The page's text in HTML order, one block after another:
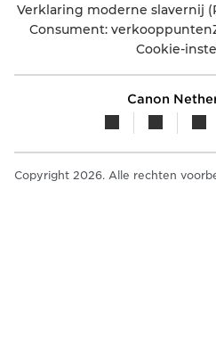
Verklaring moderne slavernij
Consument: verkooppunten
Cookie-
Canon
Copyright 2026. Alle rechten